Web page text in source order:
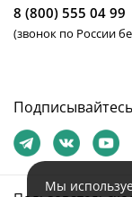
8 (800) 555 04 99
(звонок по России
Мы